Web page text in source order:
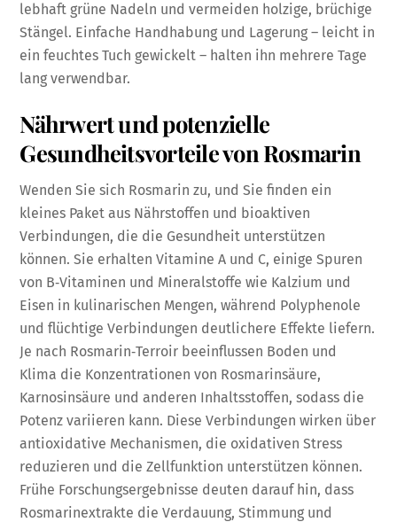
lebhaft grüne Nadeln und vermeiden holzige, brüchige
Stängel. Einfache Handhabung und Lagerung – leicht in
ein feuchtes Tuch gewickelt – halten ihn mehrere Tage
lang verwendbar.
Nährwert und potenzielle
Gesundheitsvorteile von Rosmarin
Wenden Sie sich Rosmarin zu, und Sie finden ein
kleines Paket aus Nährstoffen und bioaktiven
Verbindungen, die die Gesundheit unterstützen
können. Sie erhalten Vitamine A und C, einige Spuren
von B‑Vitaminen und Mineralstoffe wie Kalzium und
Eisen in kulinarischen Mengen, während Polyphenole
und flüchtige Verbindungen deutlichere Effekte liefern.
Je nach Rosmarin‑Terroir beeinflussen Boden und
Klima die Konzentrationen von Rosmarinsäure,
Karnosinsäure und anderen Inhaltsstoffen, sodass die
Potenz variieren kann. Diese Verbindungen wirken über
antioxidative Mechanismen, die oxidativen Stress
reduzieren und die Zellfunktion unterstützen können.
Frühe Forschungsergebnisse deuten darauf hin, dass
Rosmarinextrakte die Verdauung, Stimmung und